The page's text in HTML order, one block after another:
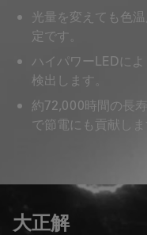
光量を変えても色
定です。
ハイパワーLEDに
検出します。
約72,000時間の長
で節電にも貢献しま
大正解